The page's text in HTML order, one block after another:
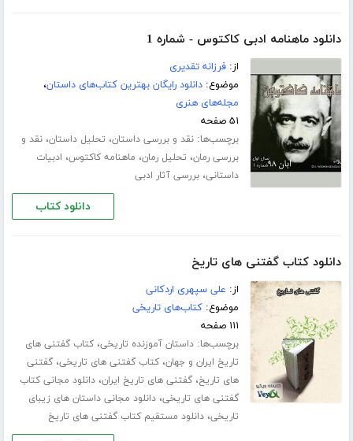
دانلود ماهنامه ادبی کاکتوس - شماره 1
از:فرزانه تقدیری
موضوع:دانلود رایگان بهترین کتاب‌های داستان،
مجله‌های هنری
۵۱ صفحه
برچسب‌ها:نقد و بررسی داستان، تحلیل داستان،نقد و
بررسی رمان، تحلیل رمان، ماهنامه کاکتوس، ادبیات
داستانی،بررسی آثار ادبی
دانلود کتاب
دانلود کتاب گفتنی های تاریخ
از: علی سپهری اردکانی
موضوع:کتاب‌های تاریخی
۱۱۱ صفحه
برچسب‌ها:داستان آموزنده تاریخی،کتاب گفتنی های
تاریخ ایران و جهان،کتاب گفتنی های تاریخی،گفتنی
های تاریخ،گفتنی های تاریخ ایران،دانلود مجانی کتاب
گفتنی های تاریخی،دانلود مجانی داستان های زیبای
تاریخی،دانلود مستقیم کتاب گفتنی های تاریخ